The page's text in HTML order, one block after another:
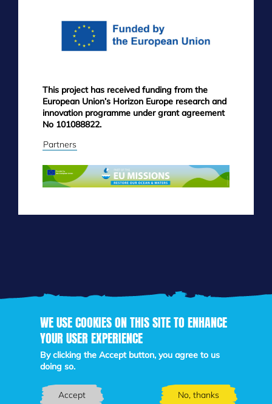
WE USE COOKIES ON THIS SITE TO ENHANCE
YOUR USER EXPERIENCE
By clicking the Accept button, you agree to us
doing so.
Accept No, thanks
This project has received funding from the
European Union’s Horizon Europe research and
innovation programme under grant agreement
No 101088822.
Partners
Skip
main
content